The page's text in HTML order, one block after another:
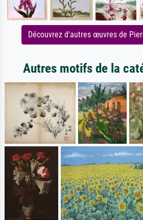
Découvrez d'autres œuvres de
Autres motifs de la